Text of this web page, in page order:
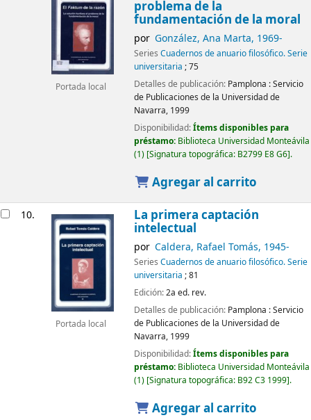
Portada local
problema de la
fundamentación de la moral
por González, Ana Marta, 1969-
Series Cuadernos de anuario filosófico. Serie
universitaria ; 75
Detalles de publicación: Pamplona :Servicio
de Publicaciones de la Universidad de
Navarra, 1999
Disponibilidad:Ítems disponibles para
préstamo: Biblioteca Universidad Monteávila
(1) Signatura topográfica: B2799 E8 G6 .
Agregar al carrito
10.
Portada local
La primera captación
intelectual
por Caldera, Rafael Tomás, 1945-
Series Cuadernos de anuario filosófico. Serie
universitaria ; 81
Edición:2a ed. rev.
Detalles de publicación: Pamplona :Servicio
de Publicaciones de la Universidad de
Navarra, 1999
Disponibilidad:Ítems disponibles para
préstamo: Biblioteca Universidad Monteávila
(1) Signatura topográfica: B92 C3 1999 .
Agregar al carrito